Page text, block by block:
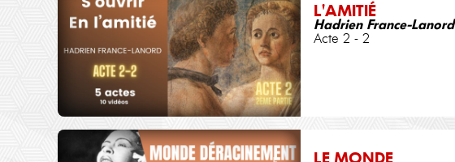
L'AMITIÉ
Hadrien France-Lanord
Acte 2 - 2